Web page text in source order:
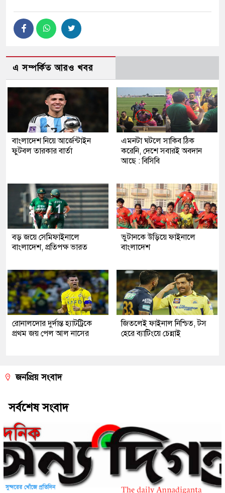
এ সম্পর্কিত আরও খবর
বাংলাদেশ নিয়ে আর্জেন্টাইন
‍ফুটবল তারকার বার্তা
এমনটা ঘটলে সাকিব ঠিক
করেনি, দেশে সবারই অবদান
আছে : বিসিবি
বড় জয়ে সেমিফাইনালে
বাংলাদেশ, প্রতিপক্ষ ভারত
ভুটানকে উড়িয়ে ফাইনালে
বাংলাদেশ
রোনালদোর দুর্দান্ত হ্যাটট্রিকে
প্রথম জয় পেল আল নাসের
জিতলেই ফাইনাল নিশ্চিত, টস
হেরে ব্যাটিংয়ে চেন্নাই
জনপ্রিয় সংবাদ
সর্বশেষ সংবাদ